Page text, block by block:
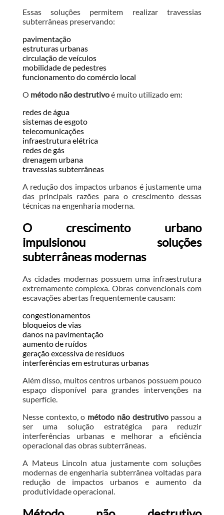
Essas soluções permitem realizar travessias
subterrâneas preservando:
pavimentação
estruturas urbanas
circulação de veículos
mobilidade de pedestres
funcionamento do comércio local
O método não destrutivoé muito utilizado em:
redes de água
sistemas de esgoto
telecomunicações
infraestrutura elétrica
redes de gás
drenagem urbana
travessias subterrâneas
A redução dos impactos urbanos é justamente uma
das principais razões para o crescimento dessas
técnicas na engenharia moderna.
O crescimento urbano
impulsionou soluções
subterrâneas modernas
As cidades modernas possuem uma infraestrutura
extremamente complexa. Obras convencionais com
escavações abertas frequentemente causam:
congestionamentos
bloqueios de vias
danos na pavimentação
aumento de ruídos
geração excessiva de resíduos
interferências em estruturas urbanas
Além disso, muitos centros urbanos possuem pouco
espaço disponível para grandes intervenções na
superfície.
Nesse contexto, o método não destrutivopassou a
ser uma solução estratégica para reduzir
interferências urbanas e melhorar a eficiência
operacional das obras subterrâneas.
A Mateus Lincoln atua justamente com soluções
modernas de engenharia subterrânea voltadas para
redução de impactos urbanos e aumento da
produtividade operacional.